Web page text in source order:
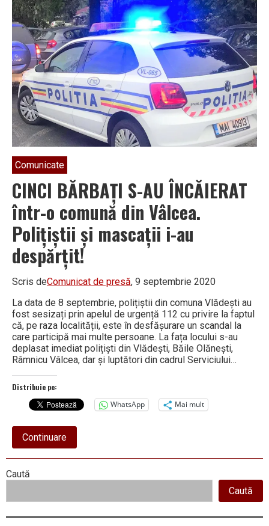
de
ani,
PRINSĂ
BEATĂ
LA
VOLAN
pe
drumurile
din
județ.
Apoi
a
fost
reținută
pentru
că
nu
nici
permis!
Comunicate
CINCI BĂRBAȚI S-AU ÎNCĂIERAT
într-o comună din Vâlcea.
Polițiștii și mascații i-au
despărțit!
Scris deComunicat de presă, 9 septembrie 2020
La data de 8 septembrie, polițiștii din comuna Vlădești au
fost sesizați prin apelul de urgență 112 cu privire la faptul
că, pe raza localității, este în desfășurare un scandal la
care participă mai multe persoane. La fața locului s-au
deplasat imediat polițiști din Vlădești, Băile Olănești,
Râmnicu Vâlcea, dar și luptători din cadrul Serviciului…
Distribuie pe:
WhatsApp
Mai mult
Continuareabout
CINCI
BĂRBAȚI
o
Right
Asides
Caută
Caută